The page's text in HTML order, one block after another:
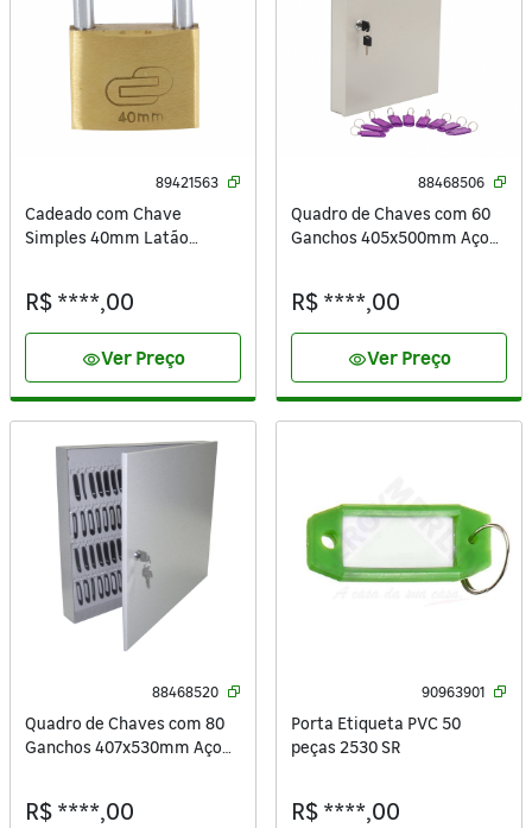
89421563
Cadeado com Chave
Simples 40mm Latão
R$ ****,00
visibilityVer Preço
88468506
Quadro de Chaves com 60
Ganchos 405x500mm Aço
R$ ****,00
visibilityVer Preço
88468520
Quadro de Chaves com 80
Ganchos 407x530mm Aço
R$ ****,00
90963901
Porta Etiqueta PVC 50
peças 2530 SR
R$ ****,00